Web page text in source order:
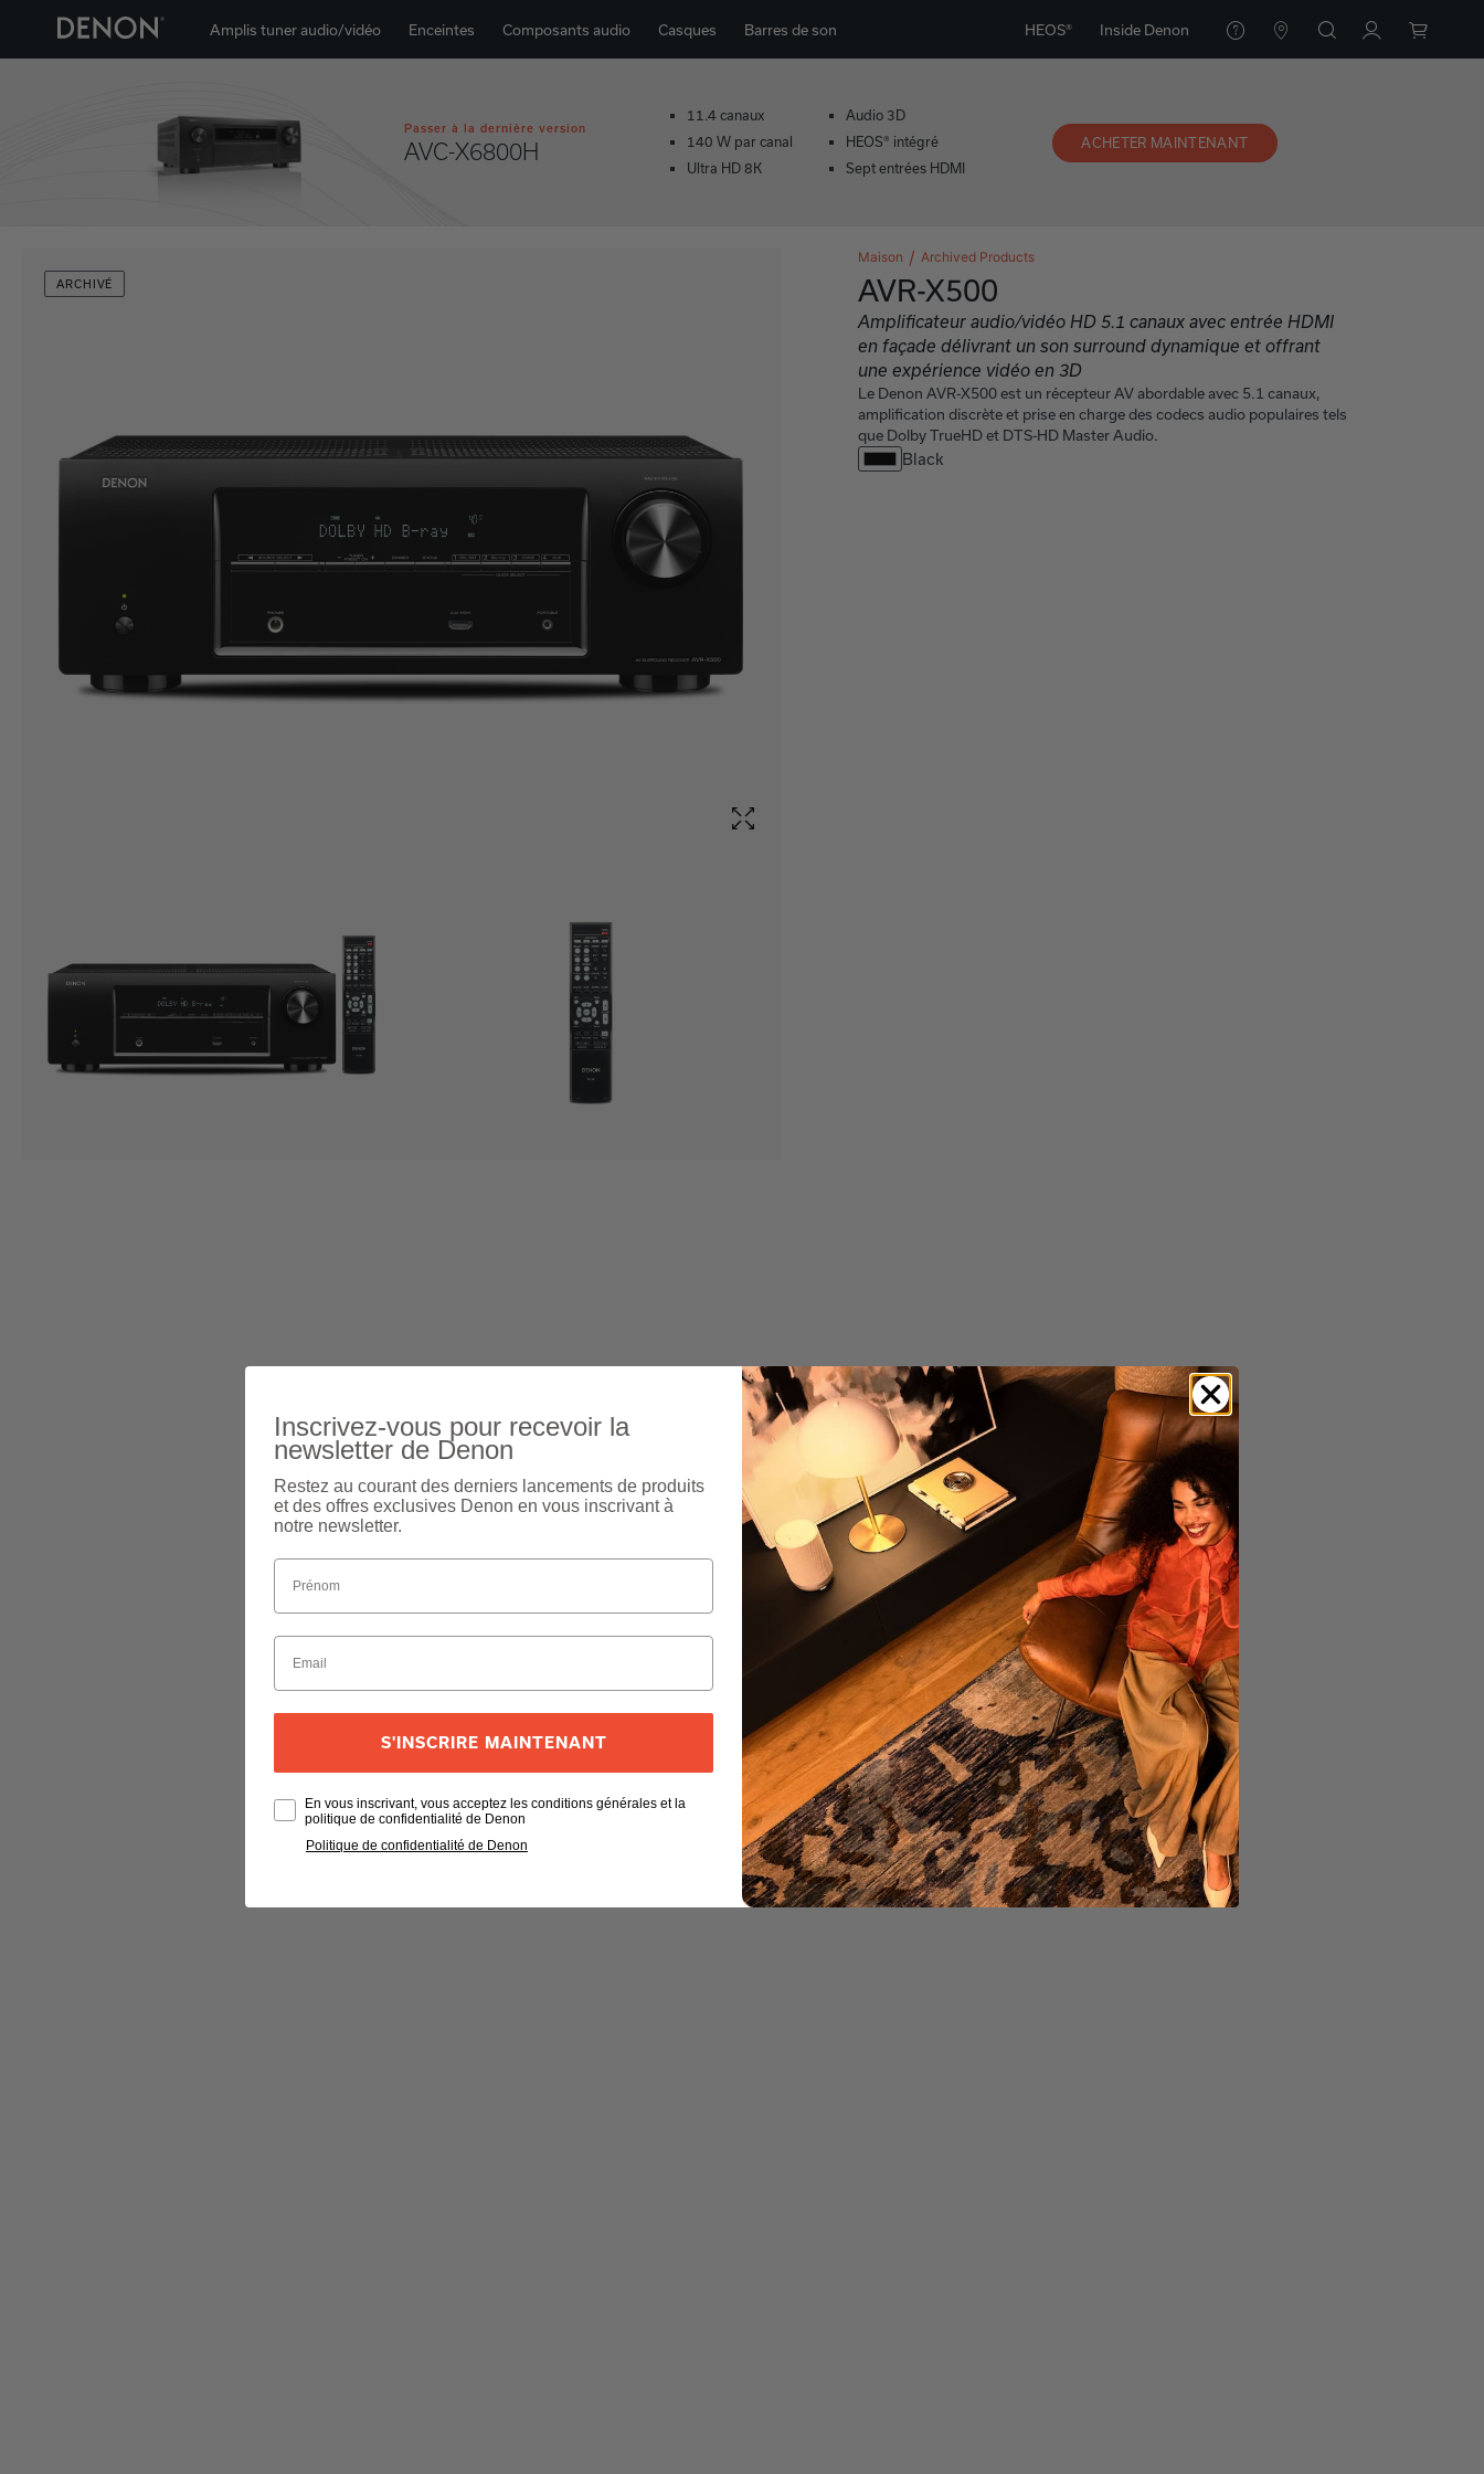
Amplis tuner audio/vidéo Enceintes Composants audio Casques Barres de son HEOS® Inside Denon
Passer à la dernière version
AVC-X6800H
11.4 canaux
140 W par canal
Ultra HD 8K
Audio 3D
HEOS® intégré
Sept entrées HDMI
ACHETER MAINTENANT
ARCHIVÉ
Maison Archived Products
AVR-X500
Amplificateur audio/vidéo HD 5.1 canaux avec entrée HDMI
en façade délivrant un son surround dynamique et offrant
une expérience vidéo en 3D
Le Denon AVR-X500 est un récepteur AV abordable avec 5.1 canaux,
amplification discrète et prise en charge des codecs audio populaires tels
que Dolby TrueHD et DTS-HD Master Audio.
Black
Inscrivez-vous pour recevoir la
newsletter de Denon
Restez au courant des derniers lancements de produits
et des offres exclusives Denon en vous inscrivant à
notre newsletter.
S'INSCRIRE MAINTENANT
En vous inscrivant, vous acceptez les conditions générales et la
politique de confidentialité de Denon
Politique de confidentialité de Denon